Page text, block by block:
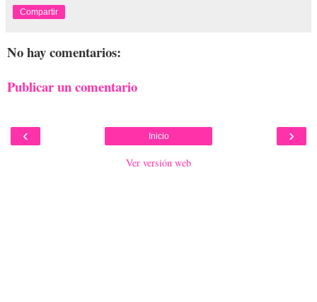
Compartir
No hay comentarios:
Publicar un comentario
‹ ›
Inicio
Ver versión web